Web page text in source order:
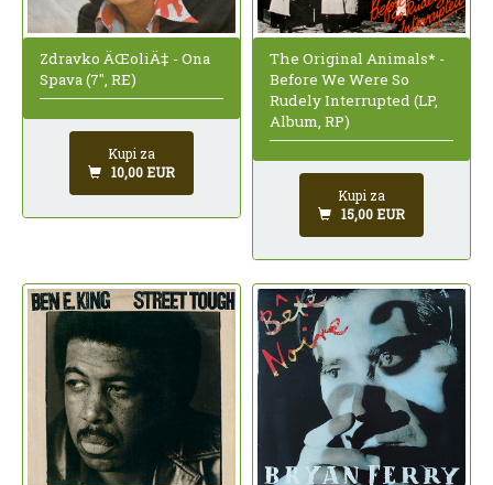
Zdravko ÄŒoliÄ‡ - Ona
Spava (7", RE)
Kupi za
10,00 EUR
The Original Animals* -
Before We Were So
Rudely Interrupted (LP,
Album, RP)
Kupi za
15,00 EUR